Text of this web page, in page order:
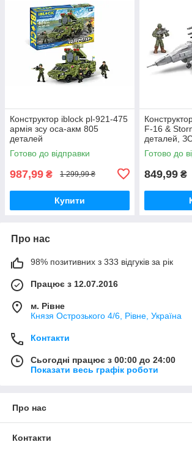
Конструктор iblock pl-921-475
армія зсу оса-акм 805
деталей
Готово до відправки
987,99 ₴ 1 299,99 ₴
Купити
F-16 &
деталей,
Готово до
849,99 ₴
Про нас
98% позитивних з 333 відгуків за рік
Працює з 12.07.2016
м. Рівне
Князя Острозького 4/6, Рівне, Україна
Контакти
Сьогодні працює з 00:00 до 24:00
Показати весь графік роботи
Про нас
Контакти